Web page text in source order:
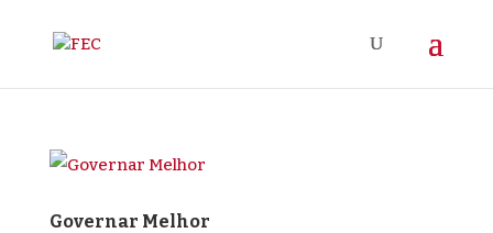
Governar Melhor